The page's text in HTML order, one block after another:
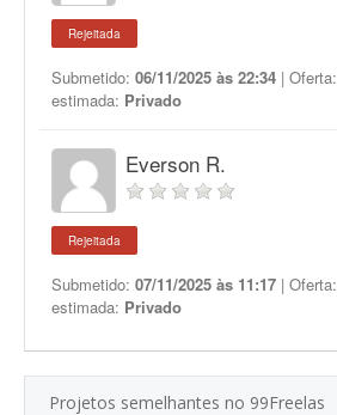
Rejeitada
Submetido: 06/11/2025 às 22:34 | Oferta:
estimada: Privado
Everson R.
Rejeitada
Submetido: 07/11/2025 às 11:17 | Oferta:
estimada: Privado
Projetos semelhantes no 99Freelas